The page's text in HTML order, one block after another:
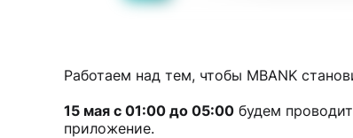
Работаем над тем, чтобы MBANK
15 мая с 01:00 до 05:00 будем
приложение.